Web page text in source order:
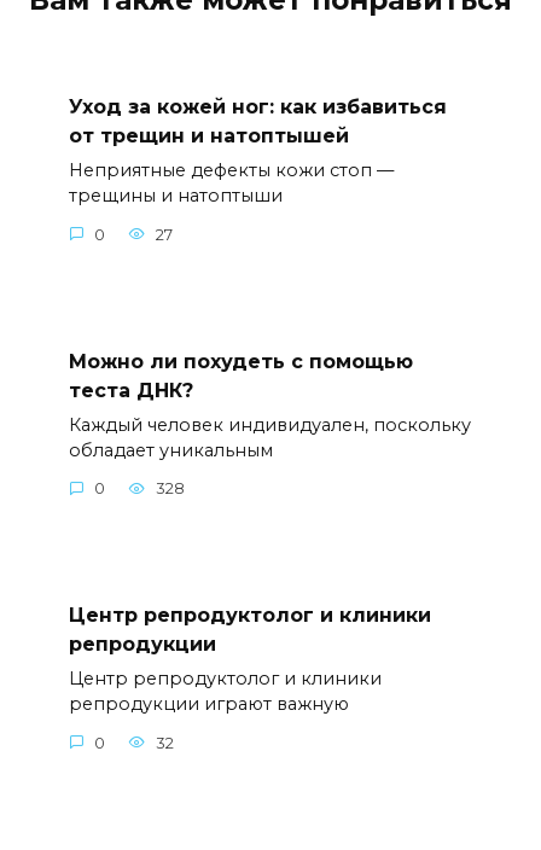
Уход за кожей ног: как избавиться
от трещин и натоптышей
Неприятные дефекты кожи стоп —
трещины и натоптыши
0 27
Можно ли похудеть с помощью
теста ДНК?
Каждый человек индивидуален, поскольку
обладает уникальным
0 328
Центр репродуктолог и клиники
репродукции
Центр репродуктолог и клиники
репродукции играют важную
0 32